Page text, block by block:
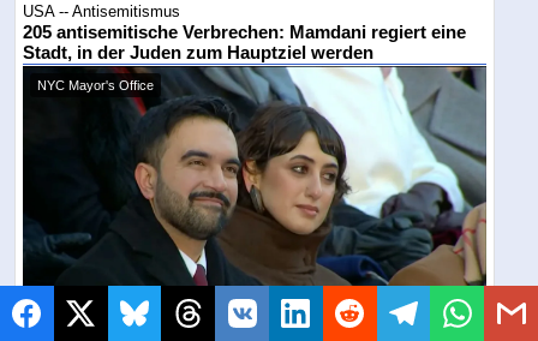
USA -- Antisemitismus
205 antisemitische Verbrechen: Mamdani regiert eine
Stadt, in der Juden zum Hauptziel werden
NYC Mayor's Office